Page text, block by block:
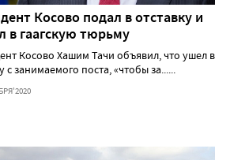
Косово подал в отставку и
в гаагскую тюрьму
Косово Хашим Тачи объявил, что ушел в
с занимаемого поста, «чтобы за......